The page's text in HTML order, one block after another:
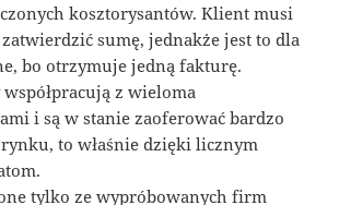
kosztorysantów. Klient musi
sumę, jednakże jest to dla
bo otrzymuje jedną fakturę.
z wieloma
i są w stanie zaoferować bardzo
to właśnie dzięki licznym
tylko ze wypróbowanych firm